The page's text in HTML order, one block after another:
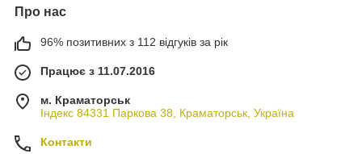
Про нас
96% позитивних з 112 відгуків за рік
Працює з 11.07.2016
м. Краматорськ
Індекс 84331 Паркова 38, Краматорськ, Україна
Контакти